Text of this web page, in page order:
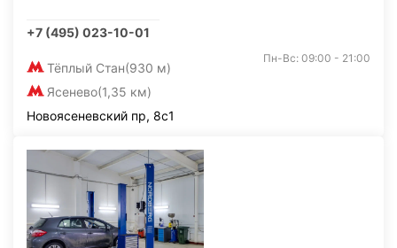
+7 (495) 023-10-01
Тёплый Стан(930 м)
Ясенево(1,35 км)
Пн-Вс: 09:00 - 21:00
Новоясеневский пр, 8с1